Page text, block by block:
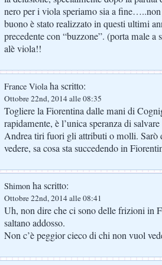
nero per i viola speriamo sia a
buono è stato realizzato in questi ultimi
precedente con “buzzone”. (porta male a
alè viola!!
France Violaha scritto:
Ottobre 22nd, 2014 alle 08:35
Togliere la Fiorentina dalle mani di
rapidamente, è l’unica speranza di
Andrea tiri fuori gli attributi o molli. Sarò
vedere, sa cosa sta succedendo in
Shimon ha scritto:
Ottobre 22nd, 2014 alle 08:41
Uh, non dire che ci sono delle frizioni in
saltano addosso.
Non c’è peggior cieco di chi non vuol